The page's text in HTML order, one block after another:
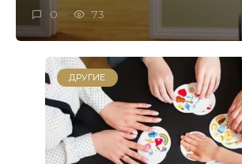
0 73
ДРУГИЕ